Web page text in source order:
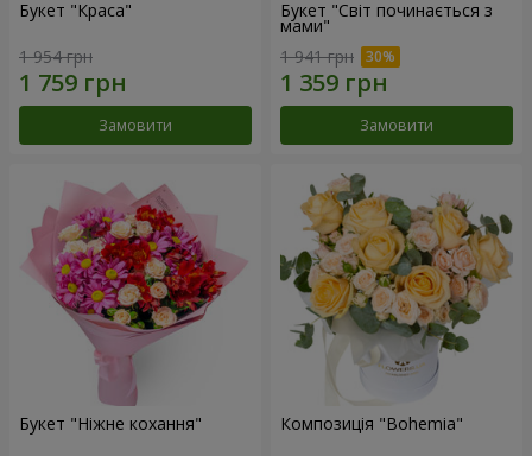
Букет "Краса"
1 954 грн
Замовити
Букет "Світ починається з
мами"
1 941 грн
Замовити
Букет "Ніжне кохання" Композиція "Bohemia"